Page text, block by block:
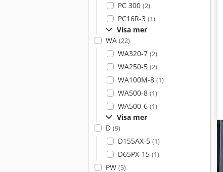
PC 300 (2)
PC16R-3 (1)
Visa mer
WA (22)
WA320-7 (2)
WA250-5 (2)
WA100M-8 (1)
WA500-8 (1)
WA500-6 (1)
Visa mer
D (9)
D155AX-5 (1)
D65PX-15 (1)
PW (5)